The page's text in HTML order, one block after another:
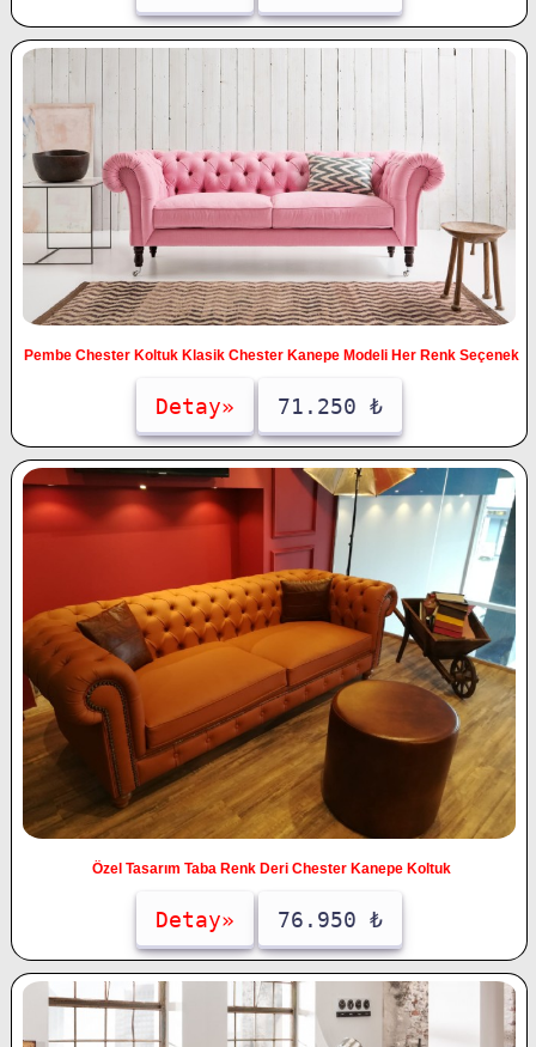
Pembe Chester Koltuk Klasik Chester Kanepe Modeli Her Renk Seçenek
Detay» 71.250 ₺
Özel Tasarım Taba Renk Deri Chester Kanepe Koltuk
Detay» 76.950 ₺